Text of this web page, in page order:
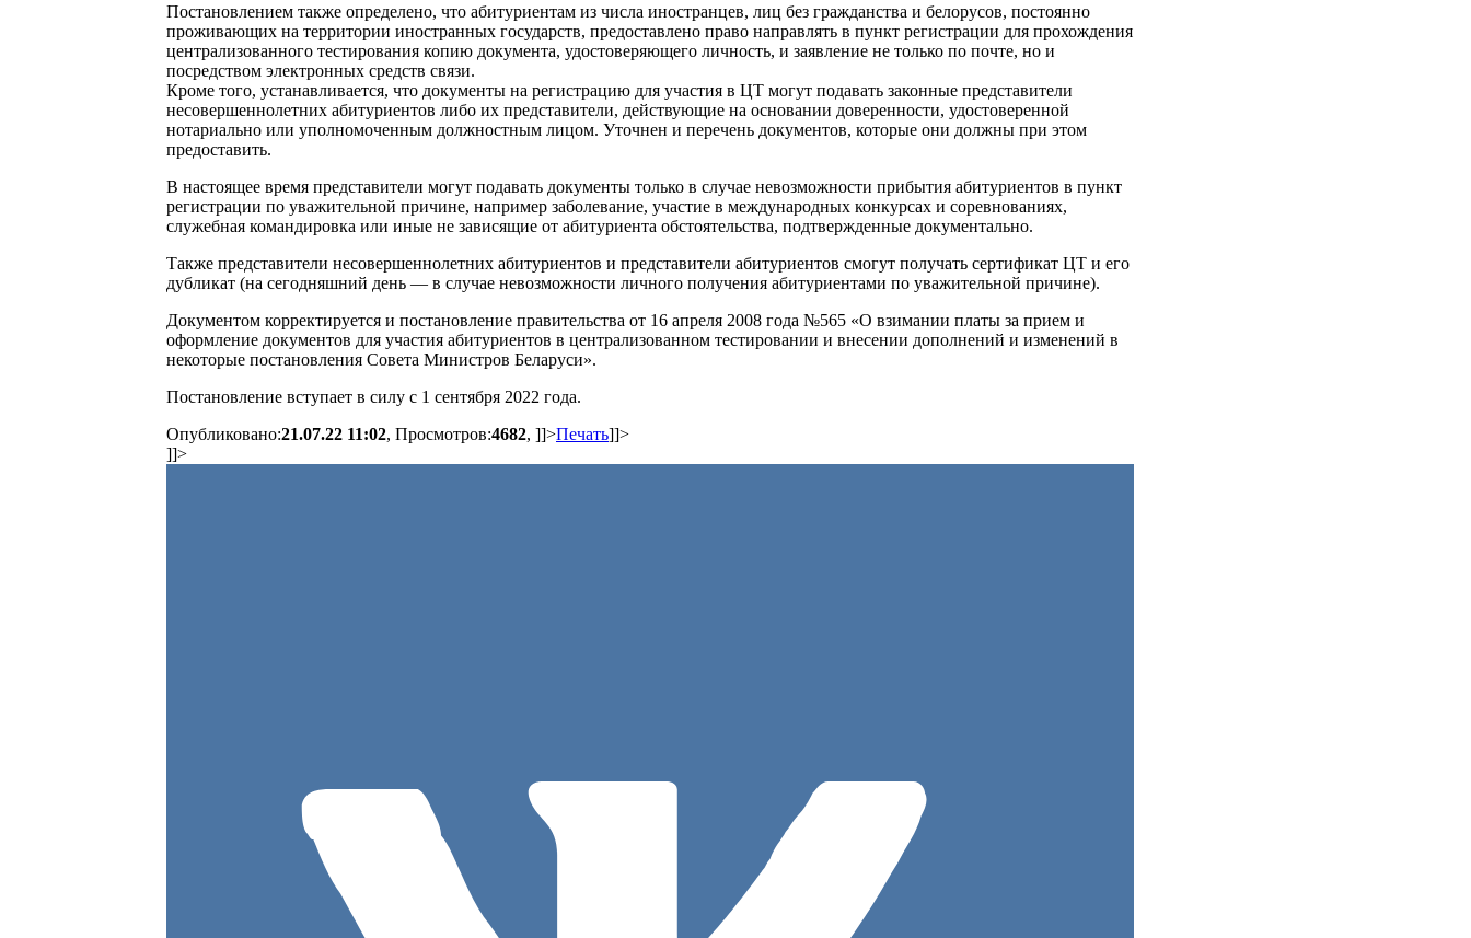
Постановлением также определено, что абитуриентам из числа иностранцев, лиц без гражданства и белорусов, постоянно
проживающих на территории иностранных государств, предоставлено право направлять в пункт регистрации для прохождения
централизованного тестирования копию документа, удостоверяющего личность, и заявление не только по почте, но и
посредством электронных средств связи.
Кроме того, устанавливается, что документы на регистрацию для участия в ЦТ могут подавать законные представители
несовершеннолетних абитуриентов либо их представители, действующие на основании доверенности, удостоверенной
нотариально или уполномоченным должностным лицом. Уточнен и перечень документов, которые они должны при этом
предоставить.
В настоящее время представители могут подавать документы только в случае невозможности прибытия абитуриентов в пункт
регистрации по уважительной причине, например заболевание, участие в международных конкурсах и соревнованиях,
служебная командировка или иные не зависящие от абитуриента обстоятельства, подтвержденные документально.
Также представители несовершеннолетних абитуриентов и представители абитуриентов смогут получать сертификат ЦТ и его
дубликат (на сегодняшний день — в случае невозможности личного получения абитуриентами по уважительной причине).
Документом корректируется и постановление правительства от 16 апреля 2008 года №565 «О взимании платы за прием и
оформление документов для участия абитуриентов в централизованном тестировании и внесении дополнений и изменений в
некоторые постановления Совета Министров Беларуси».
Постановление вступает в силу с 1 сентября 2022 года.
Опубликовано:21.07.22 11:02, Просмотров:4682, ]]>Печать]]>
]]>